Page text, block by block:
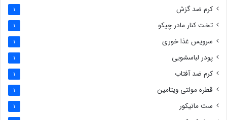
کرم ضد گزش 1
تخت کنار مادر چیکو 1
سرویس غذا خوری 1
پودر لباسشویی 1
کرم ضد آفتاب 1
قطره مولتی ویتامین 1
ست مانیکور 1